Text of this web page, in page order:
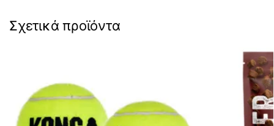
Σχετικά προϊόντα